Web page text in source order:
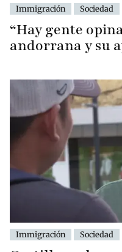
Immigración Sociedad
“Hay gente
andorrana y su
Immigración Sociedad